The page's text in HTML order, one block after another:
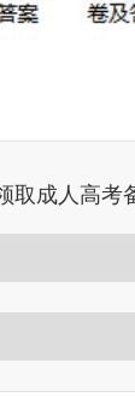
取成人高考